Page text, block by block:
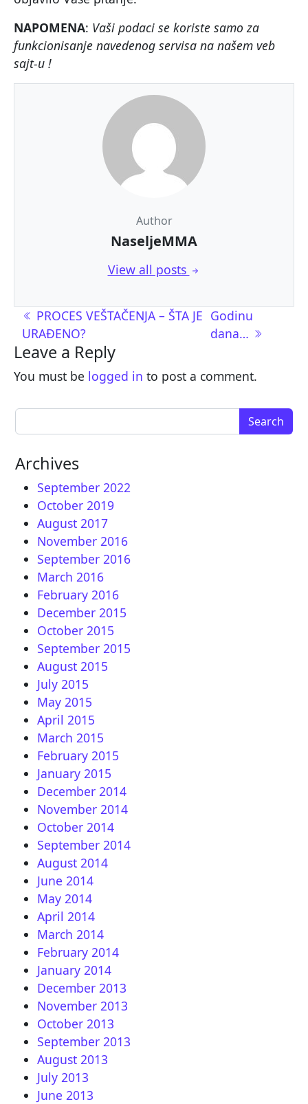
NAPOMENA: Vaši podaci se koriste samo za
funkcionisanje navedenog servisa na našem veb
sajt-u !
Author
NaseljeMMA
View all posts
Post navigation
PROCES VEŠTAČENJA – ŠTA JE
URAĐENO?
Godinu
dana…
Leave a Reply
You must be logged in to post a comment.
Archives
September 2022
October 2019
August 2017
November 2016
September 2016
March 2016
February 2016
December 2015
October 2015
September 2015
August 2015
July 2015
May 2015
April 2015
March 2015
February 2015
January 2015
December 2014
November 2014
October 2014
September 2014
August 2014
June 2014
May 2014
April 2014
March 2014
February 2014
January 2014
December 2013
November 2013
October 2013
September 2013
August 2013
July 2013
June 2013